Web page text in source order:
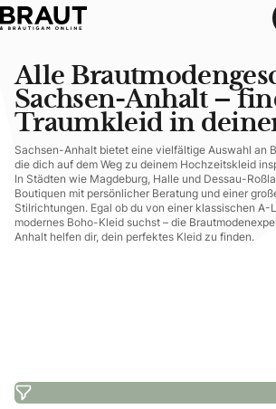
Alle Brautmodengeschäfte in Sachsen-
Alle
Sachsen-Anhalt –
Traumkleid in
Sachsen-Anhalt bietet eine vielfältige Auswahl an
die dich auf dem Weg zu deinem Hochzeitskleid
In Städten wie Magdeburg, Halle und Dessau-
Boutiquen mit persönlicher Beratung und einer
Stilrichtungen. Egal ob du von einer klassischen A-
modernes Boho-Kleid suchst – die
Anhalt helfen dir, dein perfektes Kleid zu finden.